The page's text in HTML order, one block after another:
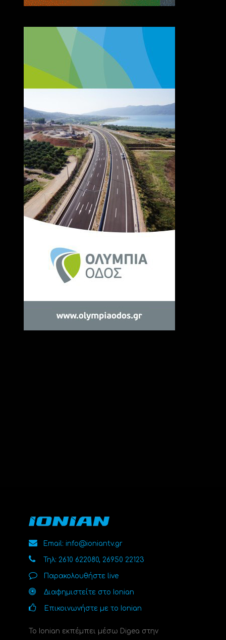
Email: info@ioniantv.gr
Τηλ: 2610 622080, 26950 22123
Παρακολουθήστε live
Διαφημιστείτε στο Ionian
Επικοινωνήστε με το Ionian
Το Ionian εκπέμπει μέσω Digea στην